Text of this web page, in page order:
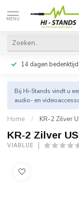
MENU
14 dagen bedenktijd
Bij Hi-Stands vindt u
audio- en
Home / KR-2 Zilver
KR-2 Zilver
VIABLUE